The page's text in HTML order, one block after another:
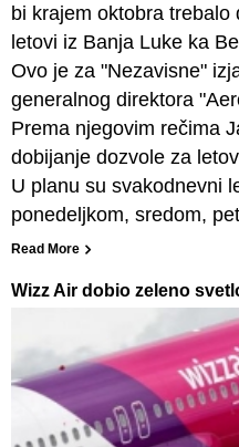
bi krajem oktobra trebalo
letovi iz Banja Luke ka
Ovo je za "Nezavisne"
generalnog direktora
Prema njegovim rečima
dobijanje dozvole za
U planu su svakodnevni
ponedeljkom, sredom,
Read More
Wizz Air dobio zeleno